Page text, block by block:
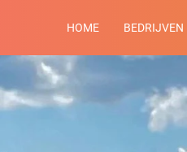
HOME BEDRIJVEN